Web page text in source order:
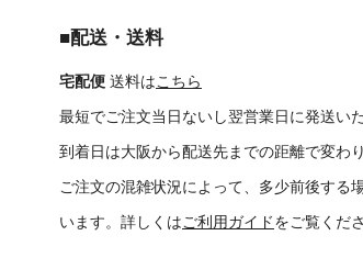
■配送・送料
宅配便 送料はこちら
最短でご注文当日ないし翌営業日に発送いた
到着日は大阪から配送先までの距離で変わり
ご注文の混雑状況によって、多少前後する
います。詳しくはご利用ガイドをご覧くだ